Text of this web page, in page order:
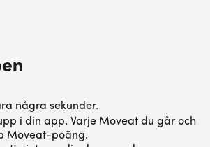
några sekunder.
i din app. Varje Moveat du går och
Moveat-poäng.